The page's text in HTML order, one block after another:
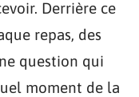
Derrière ce
repas, des
question qui
moment de la